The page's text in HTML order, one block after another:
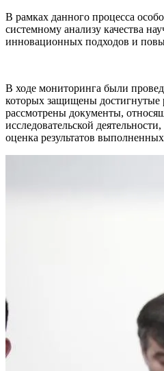
В рамках данного процесса
системному анализу качества
инновационных подходов и
В ходе мониторинга были
которых защищены достигнутые
рассмотрены документы,
исследовательской
оценка результатов